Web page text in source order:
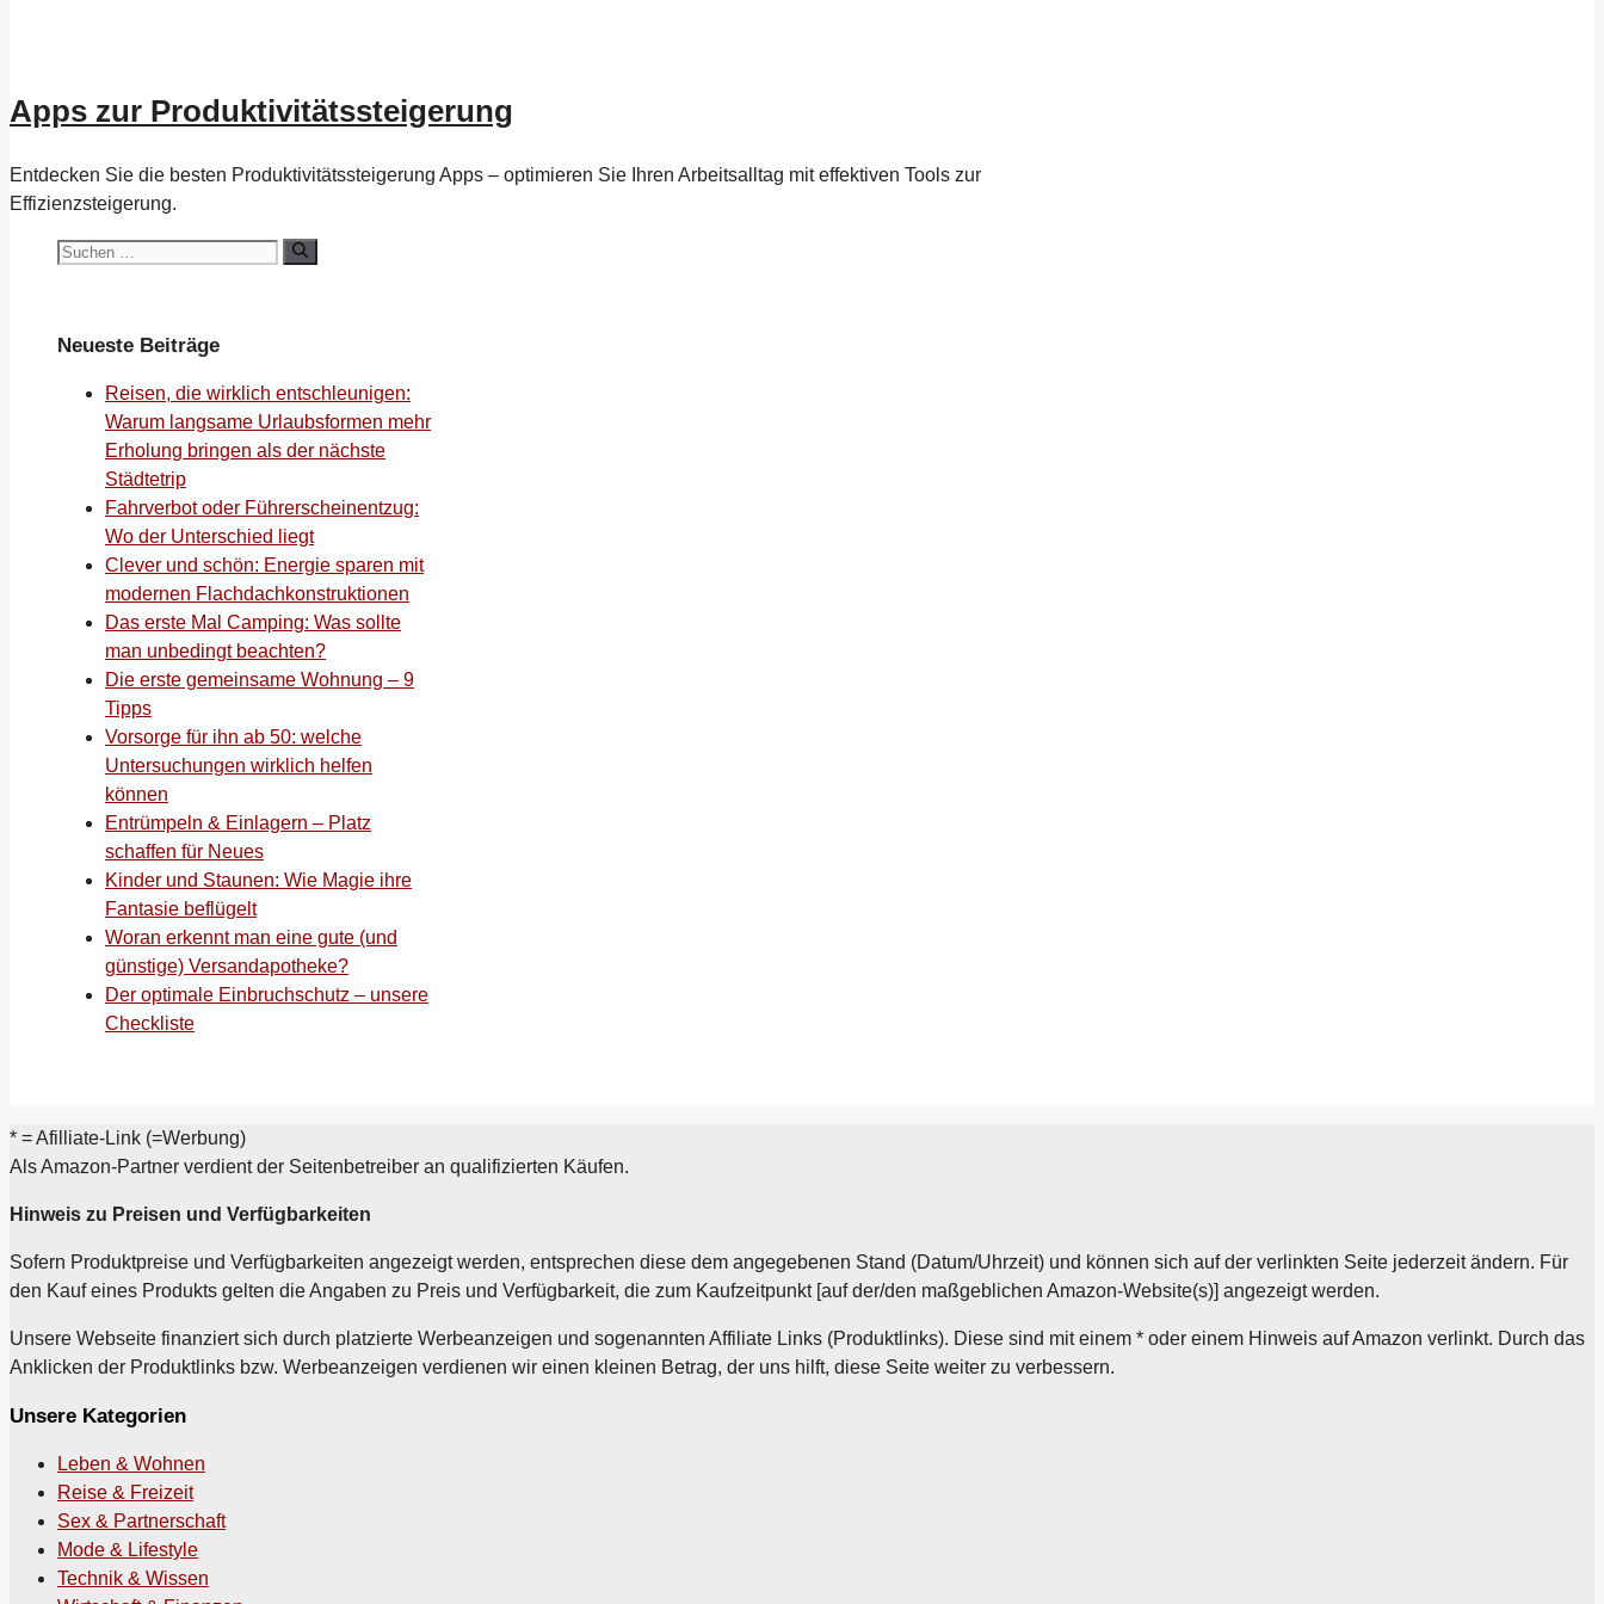
Apps zur Produktivitätssteigerung
Entdecken Sie die besten Produktivitätssteigerung Apps – optimieren Sie Ihren Arbeitsalltag mit effektiven Tools zur
Effizienzsteigerung.
Suchen
Neueste Beiträge
Reisen, die wirklich entschleunigen:
Warum langsame Urlaubsformen mehr
Erholung bringen als der nächste
Städtetrip
Fahrverbot oder Führerscheinentzug:
Wo der Unterschied liegt
Clever und schön: Energie sparen mit
modernen Flachdachkonstruktionen
Das erste Mal Camping: Was sollte
man unbedingt beachten?
Die erste gemeinsame Wohnung – 9
Tipps
Vorsorge für ihn ab 50: welche
Untersuchungen wirklich helfen
können
Entrümpeln & Einlagern – Platz
schaffen für Neues
Kinder und Staunen: Wie Magie ihre
Fantasie beflügelt
Woran erkennt man eine gute (und
günstige) Versandapotheke?
Der optimale Einbruchschutz – unsere
Checkliste
* = Afilliate-Link (=Werbung)
Als Amazon-Partner verdient der Seitenbetreiber an qualifizierten Käufen.
Hinweis zu Preisen und Verfügbarkeiten
Sofern Produktpreise und Verfügbarkeiten angezeigt werden, entsprechen diese dem angegebenen Stand (Datum/Uhrzeit) und können sich auf der verlinkten Seite jederzeit ändern. Für
den Kauf eines Produkts gelten die Angaben zu Preis und Verfügbarkeit, die zum Kaufzeitpunkt [auf der/den maßgeblichen Amazon-Website(s)] angezeigt werden.
Unsere Webseite finanziert sich durch platzierte Werbeanzeigen und sogenannten Affiliate Links (Produktlinks). Diese sind mit einem * oder einem Hinweis auf Amazon verlinkt. Durch das
Anklicken der Produktlinks bzw. Werbeanzeigen verdienen wir einen kleinen Betrag, der uns hilft, diese Seite weiter zu verbessern.
Unsere Kategorien
Leben & Wohnen
Reise & Freizeit
Sex & Partnerschaft
Mode & Lifestyle
Technik & Wissen